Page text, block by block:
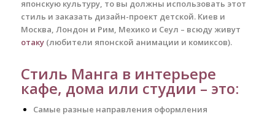
японскую культуру, то вы должны использовать этот
стиль и заказать дизайн-проект детской. Киев и
Москва, Лондон и Рим, Мехико и Сеул – всюду живут
отаку(любители японской анимации и комиксов).
Стиль Манга в интерьере
кафе, дома или студии – это:
Самые разные направления оформления